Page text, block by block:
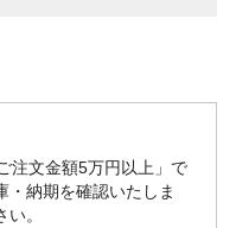
注文金額5万円以上」で
・納期を確認いたしま
。